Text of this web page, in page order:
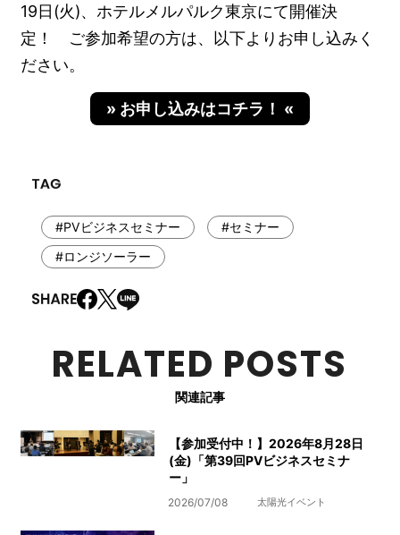
19日(火)、ホテルメルパルク東京にて開催決
定！ ご参加希望の方は、以下よりお申し込みく
ださい。
» お申し込みはコチラ！ «
#PVビジネスセミナー
#セミナー
#ロンジソーラー
RELATED POSTS
関連記事
【参加受付中！】2026年8月28日
(金)「第39回PVビジネスセミナ
ー」
2026/07/08 太陽光イベント